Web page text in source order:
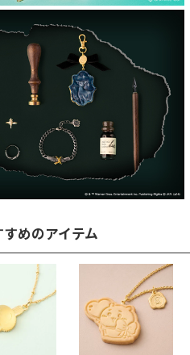
めのアイテム